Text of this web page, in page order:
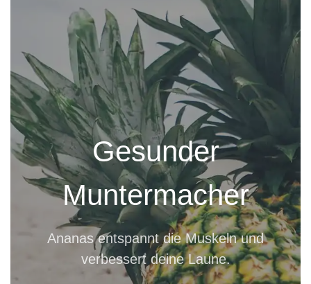
Gesunder
Muntermacher
Ananas entspannt die Muskeln und
verbessert deine Laune.